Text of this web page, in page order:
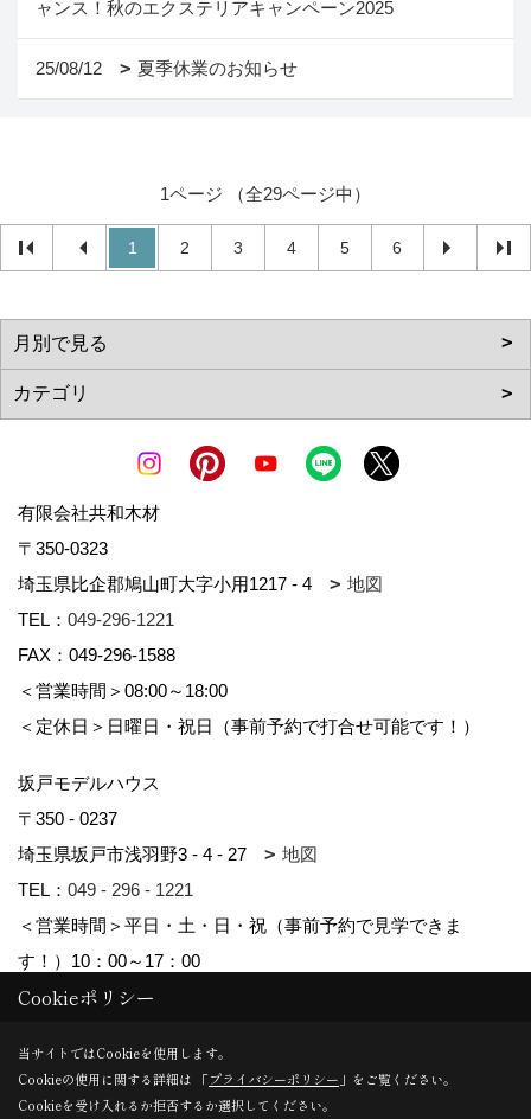
ャンス！秋のエクステリアキャンペーン2025
25/08/12 夏季休業のお知らせ
1ページ （全29ページ中）
1 2 3 4 5 6
有限会社共和木材
〒350-0323
埼玉県比企郡鳩山町大字小用1217 - 4
地図
TEL： 049-296-1221
FAX：049-296-1588
＜営業時間＞08:00～18:00
＜定休日＞日曜日・祝日（事前予約で打合せ可能です！）
坂戸モデルハウス
〒350 - 0237
埼玉県坂戸市浅羽野3 - 4 - 27
地図
TEL： 049 - 296 - 1221
＜営業時間＞平日・土・日・祝（事前予約で見学できま
す！）10：00～17：00
Copyright (c) kyowa. All Rights Reserved.
Produced byゴデスクリエイト
Cookieポリシー
当サイトではCookieを使用します。
Cookieの使用に関する詳細は 「プライバシーポリシー 」をご覧ください。
Cookieを受け入れるか拒否するか選択してください。